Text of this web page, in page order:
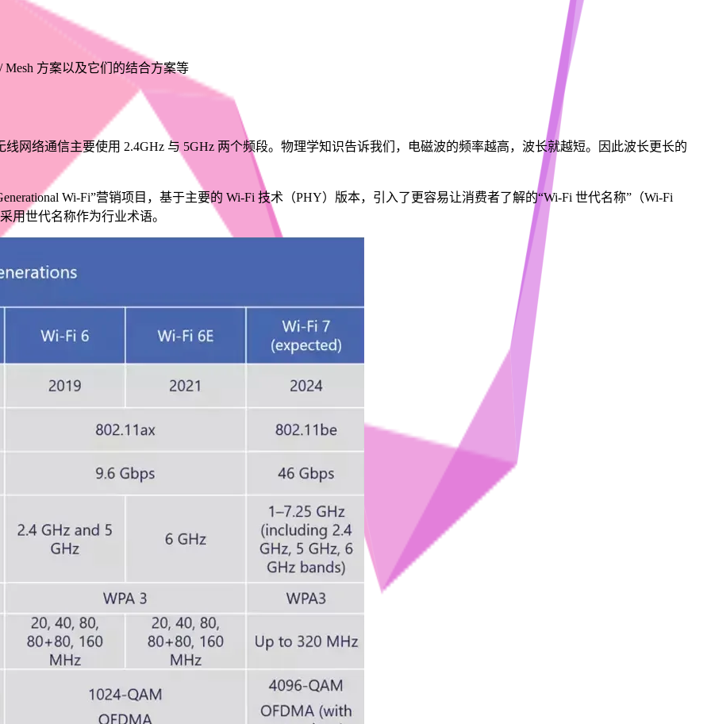
Mesh 方案以及它们的结合方案等
网络通信主要使用 2.4GHz 与 5GHz 两个频段。物理学知识告诉我们，电磁波的频率越高，波长就越短。因此波长更长的
Wi-Fi”营销项目，基于主要的 Wi-Fi 技术（PHY）版本，引入了更容易让消费者了解的“Wi-Fi 世代名称”（Wi-Fi
用世代名称作为行业术语。